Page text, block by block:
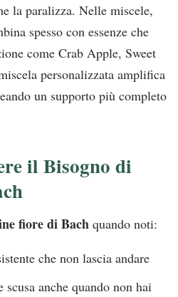
la paralizza. Nelle miscele,
spesso con essenze che
come Crab Apple, Sweet
personalizzata amplifica
un supporto più completo
il Bisogno di
fiore di Bach quando noti:
che non lascia andare
scusa anche quando non hai